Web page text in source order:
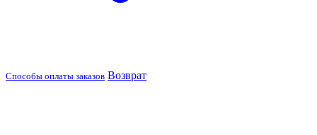
Способы оплаты заказов Возврат